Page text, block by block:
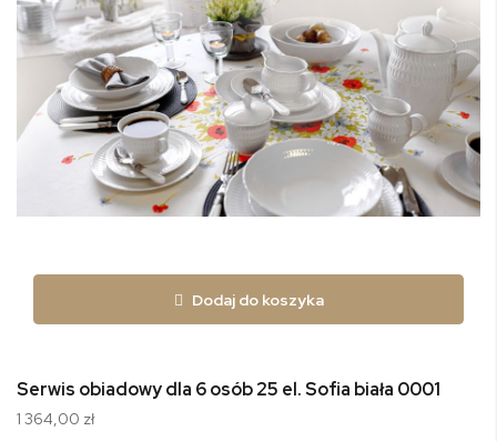
Dodaj do koszyka
Serwis obiadowy dla 6 osób 25 el. Sofia biała 0001
1 364,00 zł